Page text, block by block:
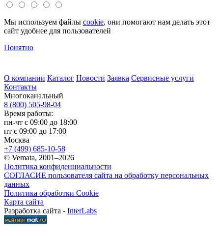
Мы используем файлы cookie, они помогают нам делать этот
сайт удобнее для пользователей
Понятно
О компании Каталог Новости Заявка Сервисные услуги
Контакты
Многоканальный
8 (800) 505-98-04
Время работы:
пн-чт с 09:00 до 18:00
пт с 09:00 до 17:00
Москва
+7 (499) 685-10-58
© Vemata, 2001–2026
Политика конфиденциальности
СОГЛАСИЕ пользователя сайта на обработку персональных
данных
Политика обработки Cookie
Карта сайта
Разработка сайта - InterLabs